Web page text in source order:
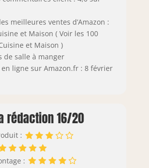
meilleures ventes d’Amazon :
et Maison ( Voir les 100
et Maison )
de salle à manger
en ligne sur Amazon.fr : 8 février
rédaction 16/20
:
: